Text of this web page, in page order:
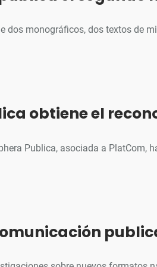
dos monográficos, dos textos de
obtiene el
Publica, asociada a PlatCom,